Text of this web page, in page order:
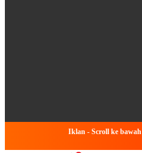
Iklan - Scroll ke